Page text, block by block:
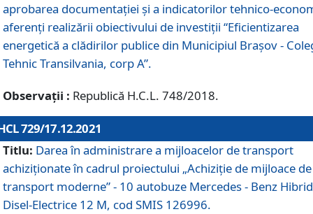
aprobarea documentației și a indicatorilor tehnico-
aferenți realizării obiectivului de investiții “Eficientizarea
energetică a clădirilor publice din Municipiul Brașov -
Tehnic Transilvania, corp A”.
Observații : Republică H.C.L. 748/2018.
729/17.12.2021
Titlu: Darea în administrare a mijloacelor de transport
achiziționate în cadrul proiectului „Achiziţie de mijloace de
transport moderne” - 10 autobuze Mercedes - Benz Hibrid
Disel-Electrice 12 M, cod SMIS 126996.